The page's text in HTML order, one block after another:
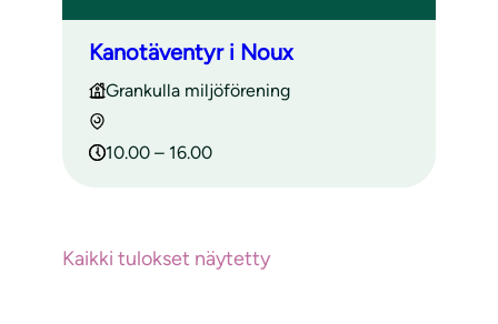
Kanotäventyr i Noux
Grankulla miljöförening
10.00 – 16.00
Kaikki tulokset näytetty